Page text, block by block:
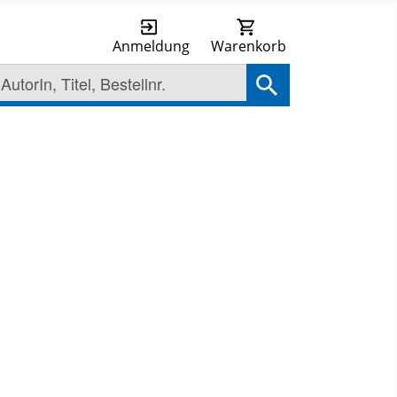
Anmeldung Warenkorb